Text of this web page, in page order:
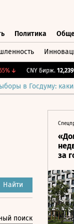
Политика
↓ CNY Бирж. 12,239
в Госдуму:
Найти
поиск
за